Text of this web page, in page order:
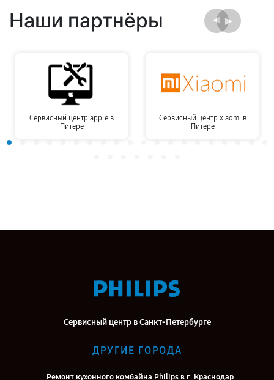
Наши партнёры
Сервисный центр apple в
Питере
Сервисный центр xiaomi в
Питере
Сервисный центр в Санкт-Петербурге
ДРУГИЕ ГОРОДА
Ремонт кухонного комбайна Philips в г. Краснодар